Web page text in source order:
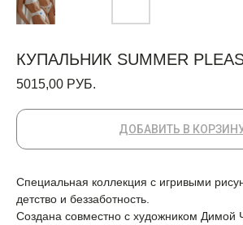
КУПАЛЬНИК SUMMER
5015,00 РУБ.
ДОБАВИТЬ В
Специальная коллекция с игривыми
детство и беззаботность.
Создана совместно с художником Димой